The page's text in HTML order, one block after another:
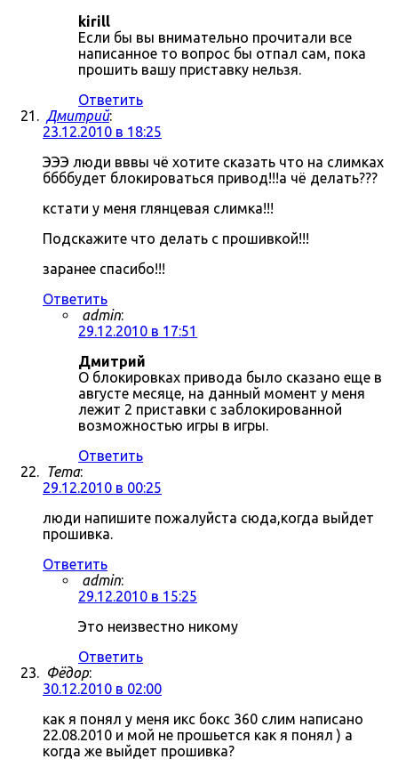
kirill
Если бы вы внимательно прочитали все
написанное то вопрос бы отпал сам, пока
прошить вашу приставку нельзя.
Ответить
Дмитрий:
23.12.2010 в 18:25
ЭЭЭ люди вввы чё хотите сказать что на слимках
ббббудет блокироваться привод!!!а чё делать???
кстати у меня глянцевая слимка!!!
Подскажите что делать с прошивкой!!!
заранее спасибо!!!
Ответить
admin:
29.12.2010 в 17:51
Дмитрий
О блокировках привода было сказано еще в
августе месяце, на данный момент у меня
лежит 2 приставки с заблокированной
возможностью игры в игры.
Ответить
Tema:
29.12.2010 в 00:25
люди напишите пожалуйста сюда,когда выйдет
прошивка.
Ответить
admin:
29.12.2010 в 15:25
Это неизвестно никому
Ответить
Фёдор:
30.12.2010 в 02:00
как я понял у меня икс бокс 360 слим написано
22.08.2010 и мой не прошьется как я понял ) а
когда же выйдет прошивка?